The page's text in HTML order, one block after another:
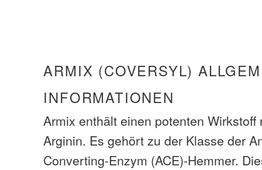
ARMIX (COVERSYL)
INFORMATIONEN
Armix enthält einen potenten
Arginin. Es gehört zu der Klasse der
Converting-Enzym (ACE)-Hemmer.